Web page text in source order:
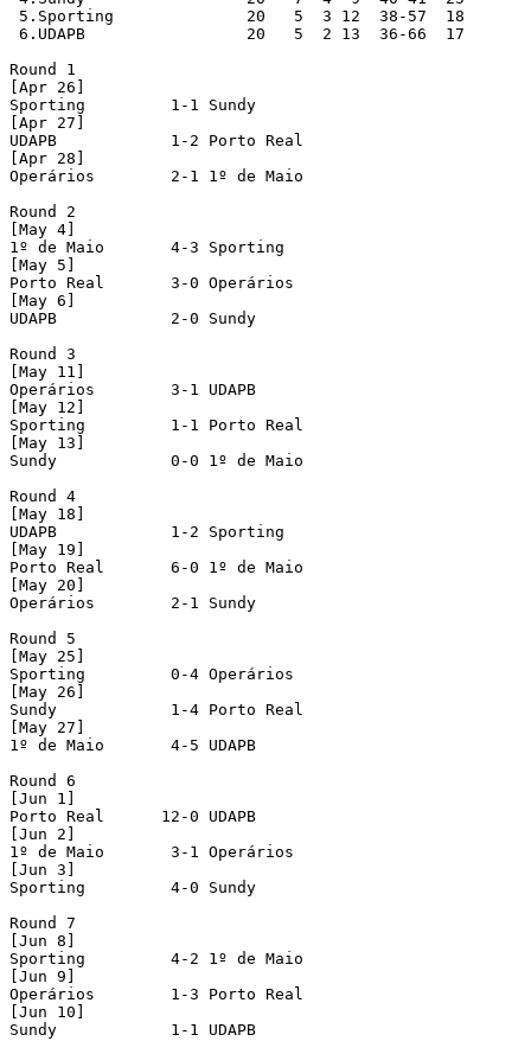
5.Sporting              20   5  3 12  38-57  18
6.UDAPB                 20   5  2 13  36-66  17
Round 1
[Apr 26]
Sporting         1-1 Sundy
[Apr 27]
UDAPB            1-2 Porto Real
[Apr 28]
Operários        2-1 1º de Maio
Round 2
[May 4]
1º de Maio       4-3 Sporting
[May 5]
Porto Real       3-0 Operários
[May 6]
UDAPB            2-0 Sundy
Round 3
[May 11]
Operários        3-1 UDAPB
[May 12]
Sporting         1-1 Porto Real
[May 13]
Sundy            0-0 1º de Maio
Round 4
[May 18]
UDAPB            1-2 Sporting
[May 19]
Porto Real       6-0 1º de Maio
[May 20]
Operários        2-1 Sundy
Round 5
[May 25]
Sporting         0-4 Operários
[May 26]
Sundy            1-4 Porto Real
[May 27]
1º de Maio       4-5 UDAPB
Round 6
[Jun 1]
Porto Real      12-0 UDAPB
[Jun 2]
1º de Maio       3-1 Operários
[Jun 3]
Sporting         4-0 Sundy
Round 7
[Jun 8]
Sporting         4-2 1º de Maio
[Jun 9]
Operários        1-3 Porto Real
[Jun 10]
Sundy            1-1 UDAPB